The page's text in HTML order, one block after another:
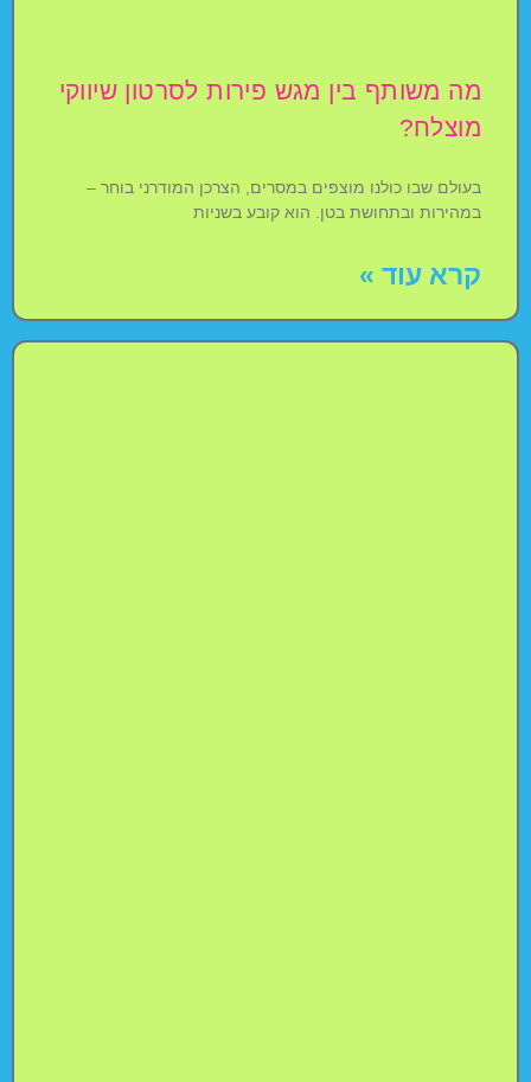
מה משותף בין מגש פירות לסרטון שיווקי
מוצלח?
בעולם שבו כולנו מוצפים במסרים, הצרכן המודרני בוחר –
במהירות ובתחושת בטן. הוא קובע בשניות
קרא עוד »